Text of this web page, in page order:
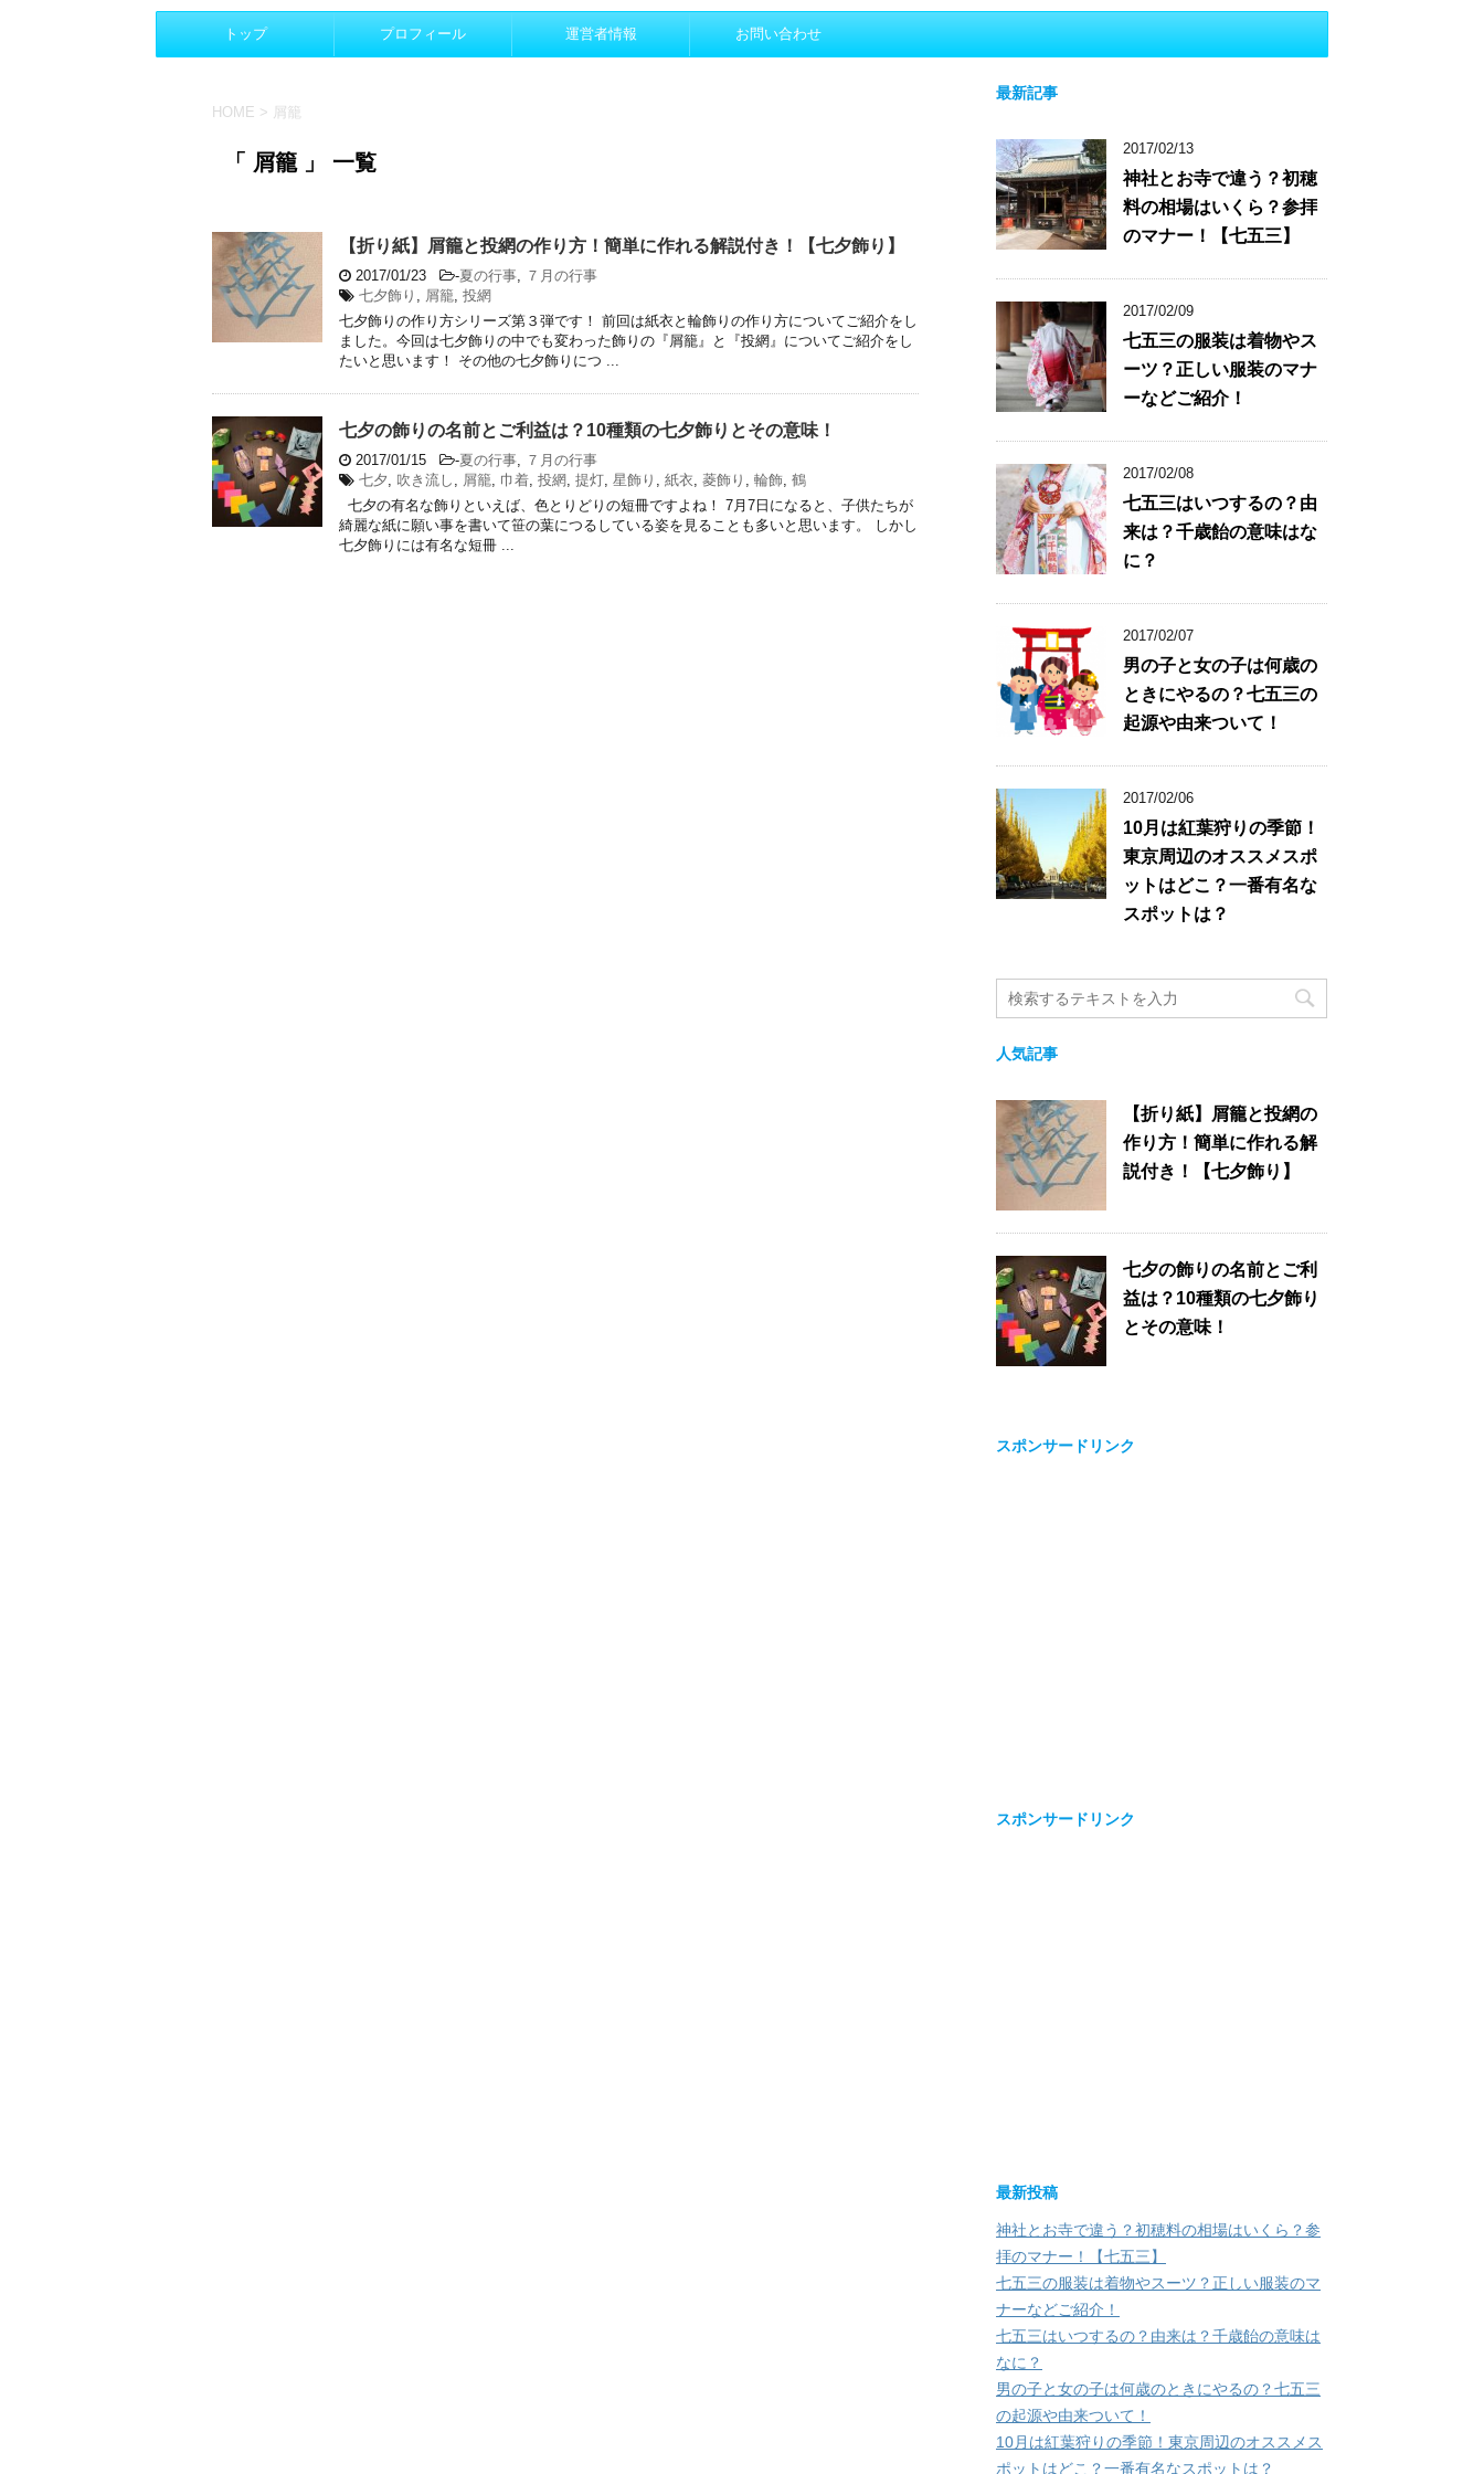
トップ プロフィール 運営者情報 お問い合わせ
HOME > 屑籠
「 屑籠 」 一覧
【折り紙】屑籠と投網の作り方！簡単に作れる解説付き！【七夕飾り】
2017/01/23 -夏の行事, ７月の行事
七夕飾り , 屑籠, 投網
七夕飾りの作り方シリーズ第３弾です！ 前回は紙衣と輪飾りの作り方についてご紹介をし
ました。今回は七夕飾りの中でも変わった飾りの『屑籠』と『投網』についてご紹介をし
たいと思います！ その他の七夕飾りにつ ...
七夕の飾りの名前とご利益は？10種類の七夕飾りとその意味！
2017/01/15 -夏の行事, ７月の行事
七夕, 吹き流し , 屑籠, 巾着, 投網, 提灯, 星飾り , 紙衣, 菱飾り , 輪飾, 鶴
七夕の有名な飾りといえば、色とりどりの短冊ですよね！ 7月7日になると、子供たちが
綺麗な紙に願い事を書いて笹の葉につるしている姿を見ることも多いと思います。 しかし
七夕飾りには有名な短冊 ...
最新記事
2017/02/13
神社とお寺で違う？初穂
料の相場はいくら？参拝
のマナー！【七五三】
2017/02/09
七五三の服装は着物やス
ーツ？正しい服装のマナ
ーなどご紹介！
2017/02/08
七五三はいつするの？由
来は？千歳飴の意味はな
に？
2017/02/07
男の子と女の子は何歳の
ときにやるの？七五三の
起源や由来ついて！
2017/02/06
10月は紅葉狩りの季節！
東京周辺のオススメスポ
ットはどこ？一番有名な
スポットは？
人気記事
【折り紙】屑籠と投網の
作り方！簡単に作れる解
説付き！【七夕飾り】
七夕の飾りの名前とご利
益は？10種類の七夕飾り
とその意味！
スポンサードリンク
スポンサードリンク
最新投稿
神社とお寺で違う？初穂料の相場はいくら？参
拝のマナー！【七五三】
七五三の服装は着物やスーツ？正しい服装のマ
ナーなどご紹介！
七五三はいつするの？由来は？千歳飴の意味は
なに？
男の子と女の子は何歳のときにやるの？七五三
の起源や由来ついて！
10月は紅葉狩りの季節！東京周辺のオススメス
ポットはどこ？一番有名なスポットは？